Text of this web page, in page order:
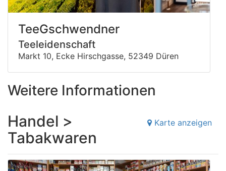
TeeGschwendner
Teeleidenschaft
Markt 10, Ecke Hirschgasse, 52349 Düren
Weitere Informationen
Karte anzeigen
Handel >
Tabakwaren